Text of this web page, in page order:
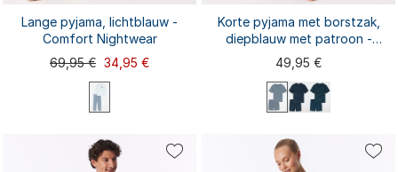
M extra kort
3XL 5XL
Lange pyjama, lichtblauw -
Comfort Nightwear
69,95 € 34,95 €
L XXL
Korte pyjama met borstzak,
diepblauw met patroon -
Comfort Essentials
49,95 €